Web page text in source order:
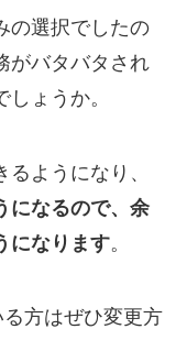
の選択でしたの
がバタバタされ
ょうか。
ようになり、
になるので、余
になります。
方はぜひ変更方